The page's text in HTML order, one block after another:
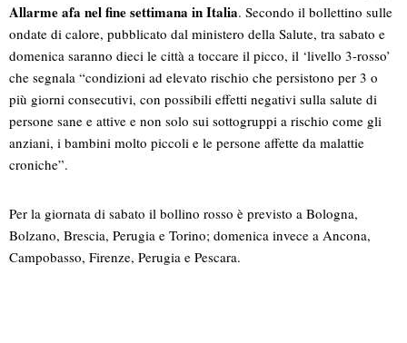
Allarme afa nel fine settimana in Italia. Secondo il bollettino sulle
ondate di calore, pubblicato dal ministero della Salute, tra sabato e
domenica saranno dieci le città a toccare il picco, il ‘livello 3-rosso’
che segnala “condizioni ad elevato rischio che persistono per 3 o
più giorni consecutivi, con possibili effetti negativi sulla salute di
persone sane e attive e non solo sui sottogruppi a rischio come gli
anziani, i bambini molto piccoli e le persone affette da malattie
croniche”.
Per la giornata di sabato il bollino rosso è previsto a Bologna,
Bolzano, Brescia, Perugia e Torino; domenica invece a Ancona,
Campobasso, Firenze, Perugia e Pescara.